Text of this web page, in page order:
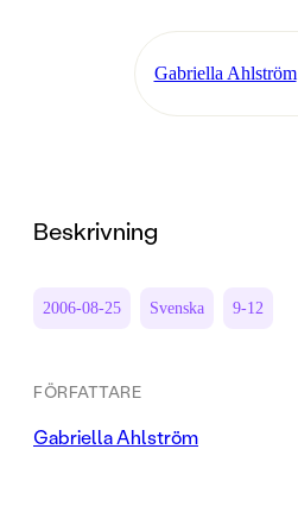
Gabriella Ahlström
Beskrivning
2006-08-25 Svenska 9-12
FÖRFATTARE
Gabriella Ahlström